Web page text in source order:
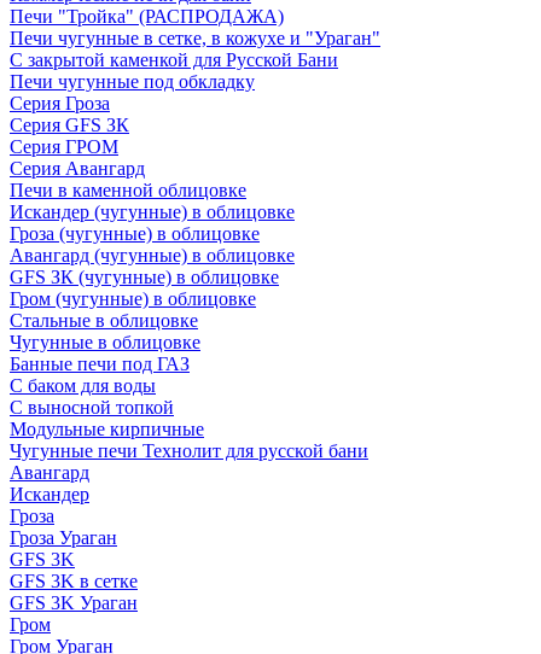
Печи "Тройка" (РАСПРОДАЖА)
Печи чугунные в сетке, в кожухе и "Ураган"
С закрытой каменкой для Русской Бани
Печи чугунные под обкладку
Серия Гроза
Серия GFS ЗК
Серия ГРОМ
Серия Авангард
Печи в каменной облицовке
Искандер (чугунные) в облицовке
Гроза (чугунные) в облицовке
Авангард (чугунные) в облицовке
GFS ЗК (чугунные) в облицовке
Гром (чугунные) в облицовке
Стальные в облицовке
Чугунные в облицовке
Банные печи под ГАЗ
С баком для воды
С выносной топкой
Модульные кирпичные
Чугунные печи Технолит для русской бани
Авангард
Искандер
Гроза
Гроза Ураган
GFS 3K
GFS 3K в сетке
GFS 3K Ураган
Гром
Гром Ураган